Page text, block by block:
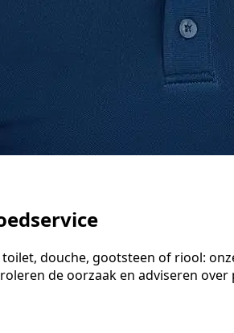
douche, gootsteen of riool:
de oorzaak en adviseren